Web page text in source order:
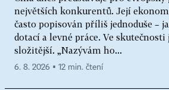
největších konkurentů. Její
často popisován příliš jednoduše –
dotací a levné práce. Ve
složitější. „Nazývám ho...
6. 8. 2026 ▪ 12 min. čtení